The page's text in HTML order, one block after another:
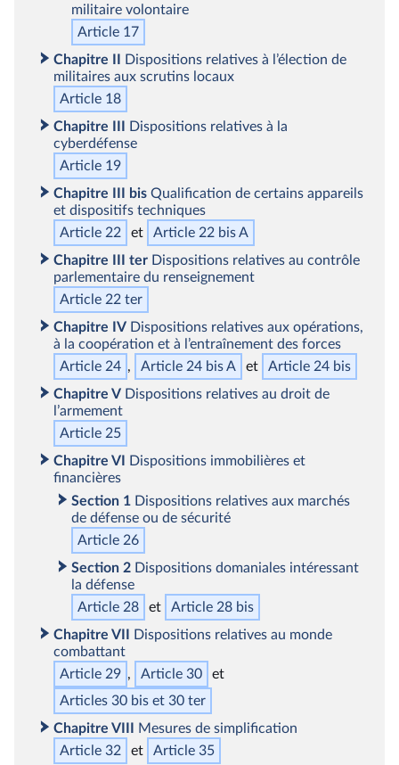
militaire volontaire
Article 17
Chapitre II
Dispositions relatives à l’élection de
militaires aux scrutins locaux
Article 18
Chapitre III
Dispositions relatives à la
cyberdéfense
Article 19
Chapitre III
bis Qualification de certains appareils
et dispositifs techniques
Article 22
Article 22 bisA
Chapitre III ter Dispositions relatives au contrôle
parlementaire du renseignement
Article 22 ter
Chapitre IV Dispositions relatives aux opérations,
à la coopération et à l’entraînement des forces
Article 24
Article 24 bisA Article 24 bis
Chapitre V Dispositions relatives au droit de
l’armement
Article 25
Chapitre VI
Dispositions immobilières et
financières
Section 1 Dispositions relatives aux marchés
de défense ou de sécurité
Article 26
Section 2 Dispositions domaniales intéressant
la défense
Article 28
Article 28 bis
Chapitre VII
Dispositions relatives au monde
combattant
Article 29
Article 30
Articles 30 bis et 30 ter
Chapitre VIII
Mesures de simplification
Article 32
Article 35